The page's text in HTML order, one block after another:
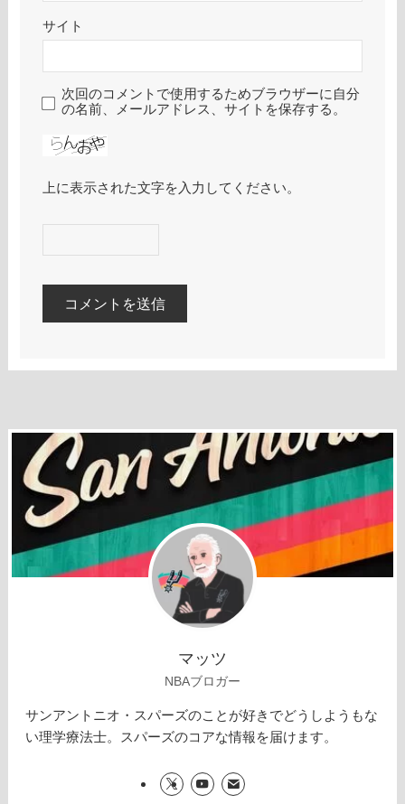
サイト
次回のコメントで使用するためブラウザーに自分
の名前、メールアドレス、サイトを保存する。
上に表示された文字を入力してください。
マッツ
NBAブロガー
サンアントニオ・スパーズのことが好きでどうしようもな
い理学療法士。スパーズのコアな情報を届けます。